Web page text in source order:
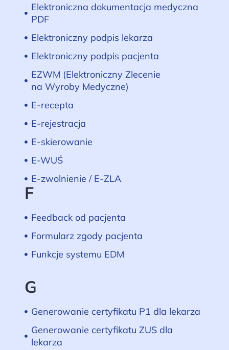
Elektroniczna dokumentacja medyczna
PDF
Elektroniczny podpis lekarza
Elektroniczny podpis pacjenta
EZWM (Elektroniczny Zlecenie
na Wyroby Medyczne)
E-recepta
E-rejestracja
E-skierowanie
E-WUŚ
E-zwolnienie / E-ZLA
F
Feedback od pacjenta
Formularz zgody pacjenta
Funkcje systemu EDM
G
Generowanie certyfikatu P1 dla lekarza
Generowanie certyfikatu ZUS dla
lekarza